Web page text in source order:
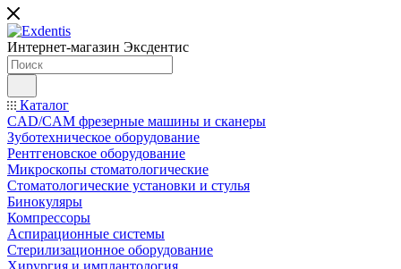
Интернет-магазин Эксдентис
Каталог
CAD/CAM фрезерные машины и сканеры
Зуботехническое оборудование
Рентгеновское оборудование
Микроскопы стоматологические
Стоматологические установки и стулья
Бинокуляры
Компрессоры
Аспирационные системы
Стерилизационное оборудование
Хирургия и имплантология